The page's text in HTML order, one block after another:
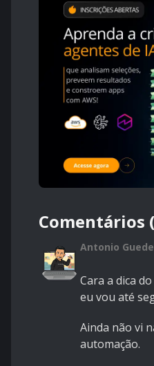
Comentários
Antonio
Cara a dica
eu vou até
Ainda não vi
automação.